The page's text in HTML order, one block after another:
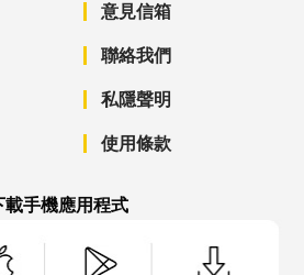
意見信箱
聯絡我們
私隱聲明
使用條款
載手機應用程式